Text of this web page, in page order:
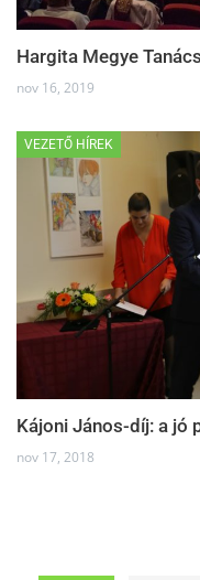
Hargita Megye
nov 16, 2019
VEZETŐ HÍREK
Kájoni János-díj: a jó
nov 17, 2018